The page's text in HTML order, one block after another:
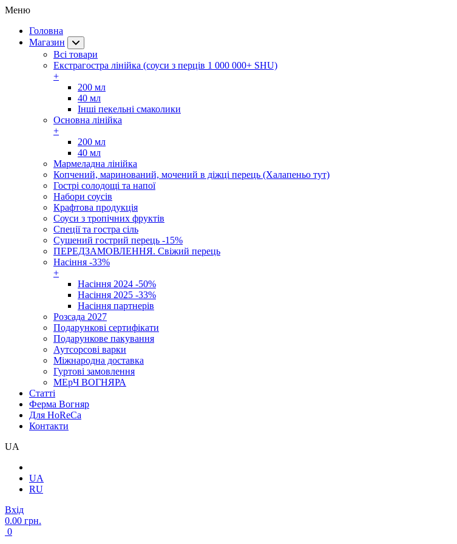
Меню
Головна
Магазин
Всі товари
Екстрагостра лінійка (соуси з перців 1 000 000+ SHU)
+
200 мл
40 мл
Інші пекельні смаколики
Основна лінійка
+
200 мл
40 мл
Мармеладна лінійка
Копчений, маринований, мочений в діжці перець (Халапеньо тут)
Гострі солодощі та напої
Набори соусів
Крафтова продукція
Соуси з тропічних фруктів
Спеції та гостра сіль
Сушений гострий перець -15%
ПЕРЕДЗАМОВЛЕННЯ. Свіжий перець
Насіння -33%
+
Насіння 2024 -50%
Насіння 2025 -33%
Насіння партнерів
Розсада 2027
Подарункові сертифікати
Подарункове пакування
Аутсорсові варки
Міжнародна доставка
Гуртові замовлення
МЕрЧ ВОГНЯРА
Cтатті
Ферма Вогняр
Для HoReCa
Контакти
UA
UA
RU
Вхід
0.00 грн.
0